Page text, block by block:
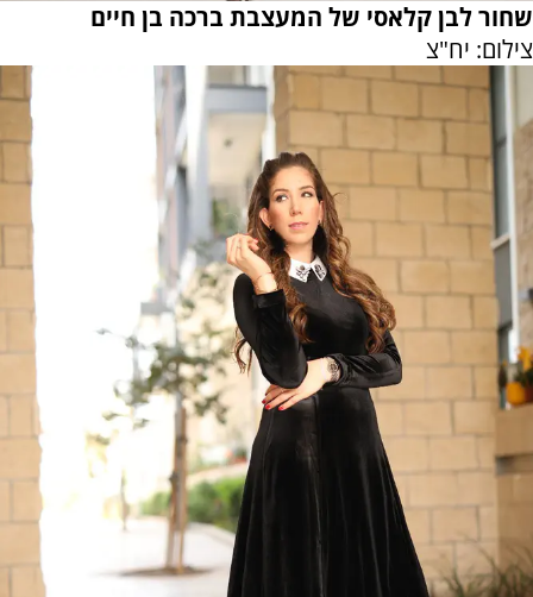
שחור לבן קלאסי של המעצבת ברכה בן חיים
צילום: יח"צ